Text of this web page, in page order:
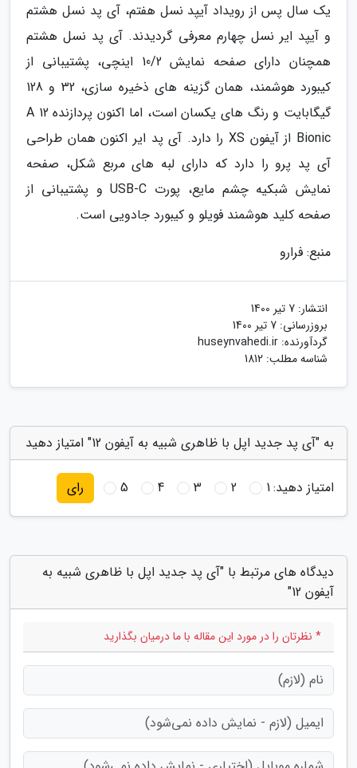
یک سال پس از رویداد آیپد نسل هفتم، آی پد نسل هشتم
و آیپد ایر نسل چهارم معرفی گردیدند. آی پد نسل هشتم
همچنان دارای صفحه نمایش 10/2 اینچی، پشتیبانی از
کیبورد هوشمند، همان گزینه های ذخیره سازی، 32 و 128
گیگابایت و رنگ های یکسان است، اما اکنون پردازنده A 12
Bionic از آیفون XS را دارد. آی پد ایر اکنون همان طراحی
آی پد پرو را دارد که دارای لبه های مربع شکل، صفحه
نمایش شبکیه چشم مایع، پورت USB-C و پشتیبانی از
صفحه کلید هوشمند فویلو و کیبورد جادویی است.
منبع: فرارو
انتشار: 7 تیر 1400
بروزرسانی: 7 تیر 1400
گردآورنده: huseynvahedi.ir
شناسه مطلب: 1812
به "آی پد جدید اپل با ظاهری شبیه به آیفون 12" امتیاز دهید
امتیاز دهید:1
2
3
4
5 رای
دیدگاه های مرتبط با "آی پد جدید اپل با ظاهری شبیه به
آیفون 12"
* نظرتان را در مورد این مقاله با ما درمیان بگذارید